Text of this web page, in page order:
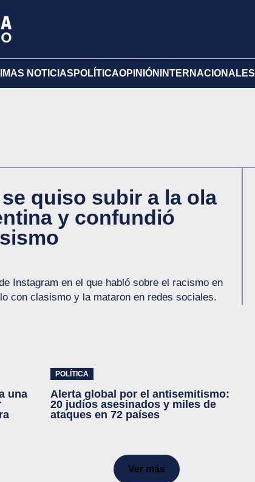
NOTICIAS POLÍTICAOPINIÓN INTERNACIONALES
quiso subir a la ola
y confundió
Instagram en el que habló sobre el racismo en
con clasismo y la mataron en redes sociales.
una
POLÍTICA
Alerta global por el antisemitismo:
20 judíos asesinados y miles de
ataques en 72 países
Ver más